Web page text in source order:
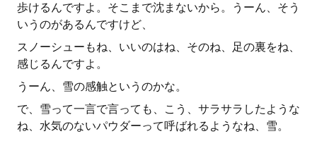
歩けるんですよ。そこまで沈まないから。うーん、そう
いうのがあるんですけど、
スノーシューもね、いいのはね、そのね、足の裏をね、
感じるんですよ。
うーん、雪の感触というのかな。
で、雪って一言で言っても、こう、サラサラしたような
ね、水気のないパウダーって呼ばれるようなね、雪。